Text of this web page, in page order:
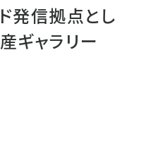
発信拠点とし
ギャラリー